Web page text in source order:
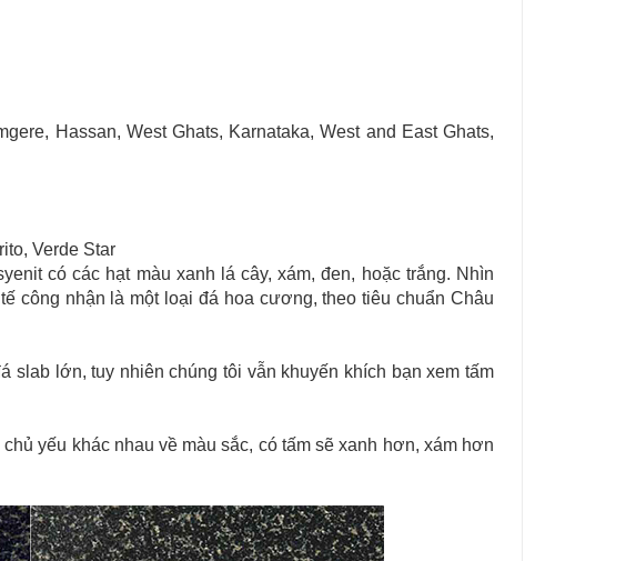
Hassan, West Ghats, Karnataka, West and East Ghats,
Verde Star
có các hạt màu xanh lá cây, xám, đen, hoặc trắng. Nhìn
công nhận là một loại đá hoa cương, theo tiêu chuẩn Châu
slab lớn, tuy nhiên chúng tôi vẫn khuyến khích bạn xem tấm
yếu khác nhau về màu sắc, có tấm sẽ xanh hơn, xám hơn